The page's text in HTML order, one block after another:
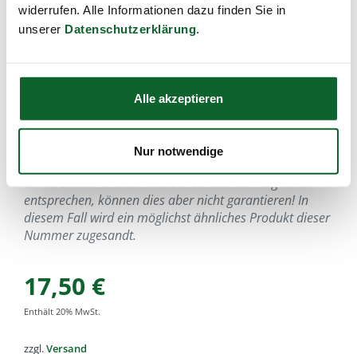
widerrufen. Alle Informationen dazu finden Sie in
unserer Datenschutzerklärung.
Alle akzeptieren
Nur notwendige
Artikel-Nr.:k100b ,EAN:4033977010013 , Füllmenge:
breit, 16cm
gefertigte Unikate sind, ist es nicht möglich, genau nach
Abbildung im Katalog, Internet oder früher zugesandten
Produkten zu liefern.
Es kann bei der Bestellung eine unverbindliche
wir versuchen diesem Wunsch so weit als möglich zu
entsprechen, können dies aber nicht garantieren! In
diesem Fall wird ein möglichst ähnliches Produkt dieser
Nummer zugesandt.
17,50 €
Enthält 20% MwSt.
zzgl.Versand